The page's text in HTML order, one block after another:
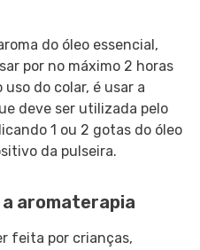
do óleo essencial,
por no máximo 2 horas
do colar, é usar a
deve ser utilizada pelo
1 ou 2 gotas do óleo
da pulseira.
a aromaterapia
feita por crianças,